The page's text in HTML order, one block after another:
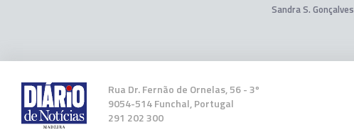
Sandra S. Gonçalves
Rua Dr. Fernão de Ornelas, 56 - 3º
9054-514 Funchal, Portugal
291 202 300